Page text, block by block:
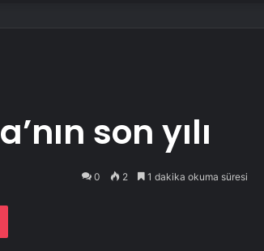
son yılı
0 2 1 dakika okuma süresi
Pocket